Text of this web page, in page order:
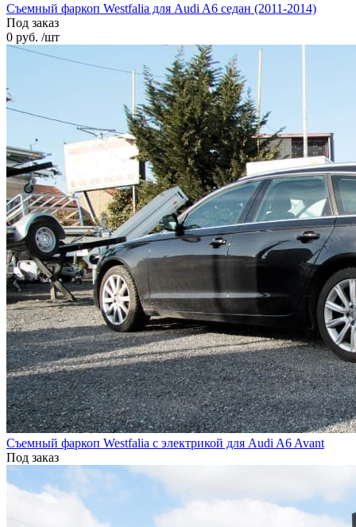
Cъемный фаркоп Westfalia для Audi A6 седан (2011-2014)
Под заказ
0 руб. /шт
Cъемный фаркоп Westfalia с электрикой для Audi A6 Avant
Под заказ